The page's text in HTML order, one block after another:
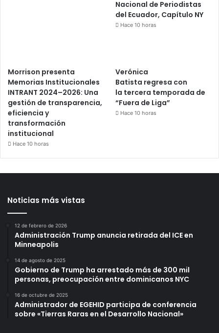
Nacional de Periodistas
del Ecuador, Capítulo NY
Hace 10 horas
Morrison presenta
Memorias Institucionales
INTRANT 2024–2026: Una
gestión de transparencia,
eficiencia y
transformación
institucional
Hace 10 horas
Verónica
Batista regresa con
la tercera temporada de
“Fuera de Liga”
Hace 10 horas
Noticias más vistas
12 de febrero de 2026
Administración Trump anuncia retirada del ICE en
Minneapolis
14 de agosto de 2025
Gobierno de Trump ha arrestado más de 300 mil
personas, preocupación entre dominicanos NYC
16 de octubre de 2025
Administrador de EGEHID participa de conferencia
sobre «Tierras Raras en el Desarrollo Nacional»